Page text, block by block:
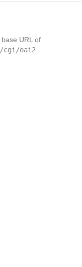
URL of
cgi/oai2